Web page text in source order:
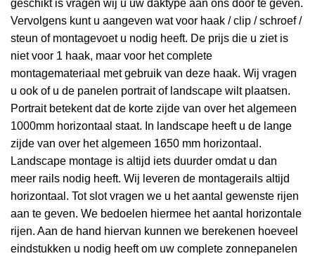
geschikt is vragen wij u uw daktype aan ons door te geven.
Vervolgens kunt u aangeven wat voor haak / clip / schroef /
steun of montagevoet u nodig heeft. De prijs die u ziet is
niet voor 1 haak, maar voor het complete
montagemateriaal met gebruik van deze haak. Wij vragen
u ook of u de panelen portrait of landscape wilt plaatsen.
Portrait betekent dat de korte zijde van over het algemeen
1000mm horizontaal staat. In landscape heeft u de lange
zijde van over het algemeen 1650 mm horizontaal.
Landscape montage is altijd iets duurder omdat u dan
meer rails nodig heeft. Wij leveren de montagerails altijd
horizontaal. Tot slot vragen we u het aantal gewenste rijen
aan te geven. We bedoelen hiermee het aantal horizontale
rijen. Aan de hand hiervan kunnen we berekenen hoeveel
eindstukken u nodig heeft om uw complete zonnepanelen